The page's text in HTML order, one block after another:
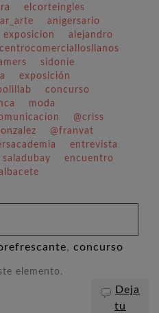
elcorteingles
anigersario
exposicion
alejandro
centrocomerciallosllanos
sidonie
exposición
concurso
moda
@criss
@franvat
entrevista
saladubay
encuentro
, concurso
elemento.
Deja
tu